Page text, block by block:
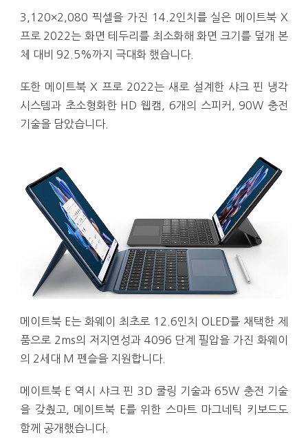
3,120×2,080 픽셀을 가진 14.2인치를 실은 메이트북 X
프로 2022는 화면 테두리를 최소화해 화면 크기를 덮개 본
체 대비 92.5%까지 극대화 했습니다.
또한 메이트북 X 프로 2022는 새로 설계한 샤크 핀 냉각
시스템과 초소형화한 HD 웹캠, 6개의 스피커, 90W 충전
기술을 담았습니다.
메이트북 E는 화웨이 최초로 12.6인치 OLED를 채택한 제
품으로 2ms의 저지연성과 4096 단계 필압을 가진 화웨이
의 2세대 M 펜슬을 지원합니다.
메이트북 E 역시 샤크 핀 3D 쿨링 기술과 65W 충전 기술
을 갖췄고, 메이트북 E를 위한 스마트 마그네틱 키보드도
함께 공개했습니다.